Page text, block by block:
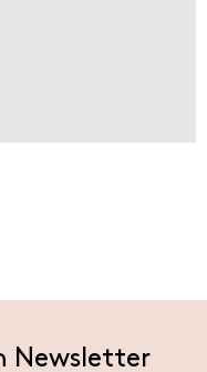
Newsletter